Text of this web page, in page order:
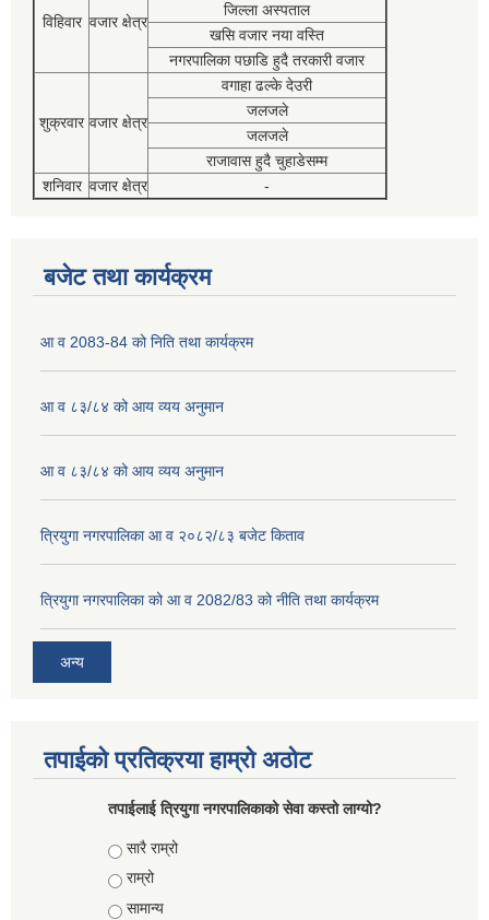
विहिवार वजार क्षेत्र
जिल्ला अस्पताल
खसि वजार नया वस्ति
नगरपालिका पछाडि हुदै तरकारी वजार
शुक्रवार वजार क्षेत्र
वगाहा ढल्के देउरी
जलजले
जलजले
राजावास हुदै चुहाडेसम्म
शनिवार वजार क्षेत्र -
बजेट तथा कार्यक्रम
आ व 2083-84 को निति तथा कार्यक्रम
आ व ८३/८४ को आय व्यय अनुमान
आ व ८३/८४ को आय व्यय अनुमान
त्रियुगा नगरपालिका आ व २०८२/८३ बजेट किताव
त्रियुगा नगरपालिका को आ व 2082/83 को नीति तथा कार्यक्रम
अन्य
तपाईको प्रतिक्रया हाम्रो अठोट
तपाईलाई त्रियुगा नगरपालिकाको सेवा कस्तो लाग्यो?
Choices
सारै राम्रो
राम्रो
सामान्य